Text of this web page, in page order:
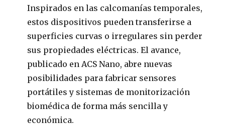
Inspirados en las calcomanías temporales,
estos dispositivos pueden transferirse a
superficies curvas o irregulares sin perder
sus propiedades eléctricas. El avance,
publicado en ACS Nano, abre nuevas
posibilidades para fabricar sensores
portátiles y sistemas de monitorización
biomédica de forma más sencilla y
económica.